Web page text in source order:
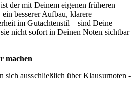
der mit Deinem eigenen früheren
besserer Aufbau, klarere
im Gutachtenstil – sind Deine
nicht sofort in Deinen Noten sichtbar
machen
sich ausschließlich über Klausurnoten -